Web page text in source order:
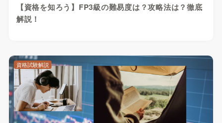
【資格を知ろう】FP3級の難易度は？攻略法は？徹底
解説！
資格試験解説